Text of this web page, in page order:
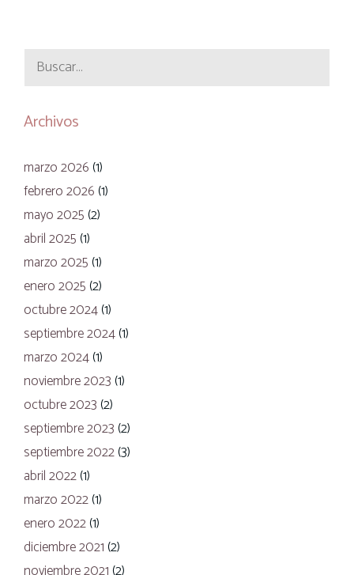
Buscar:
Archivos
marzo 2026 (1)
febrero 2026 (1)
mayo 2025 (2)
abril 2025 (1)
marzo 2025 (1)
enero 2025 (2)
octubre 2024(1)
septiembre 2024(1)
marzo 2024(1)
noviembre 2023 (1)
octubre 2023 (2)
septiembre 2023 (2)
septiembre 2022(3)
abril 2022(1)
marzo 2022(1)
enero 2022(1)
diciembre 2021 (2)